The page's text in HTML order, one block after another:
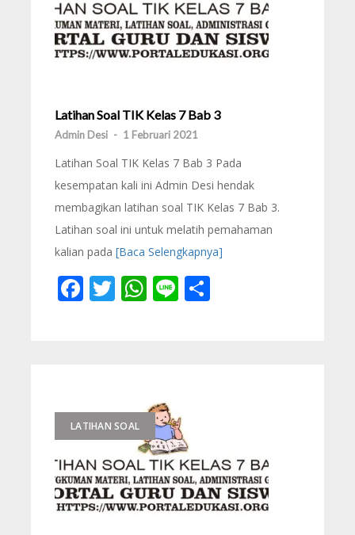
Latihan Soal TIK Kelas 7 Bab 3
Admin Desi - 1 Februari 2021
Latihan Soal TIK Kelas 7 Bab 3 Pada
kesempatan kali ini Admin Desi hendak
membagikan latihan soal TIK Kelas 7 Bab 3.
Latihan soal ini untuk melatih pemahaman
kalian pada [Baca Selengkapnya]
Facebook
Twitter
WhatsApp
Line
LATIHAN SOAL